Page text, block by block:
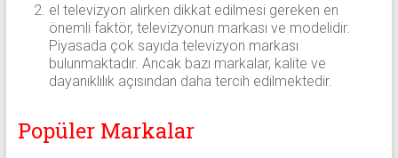
el televizyon alırken dikkat edilmesi gereken en
önemli faktör, televizyonun markası ve modelidir.
Piyasada çok sayıda televizyon markası
bulunmaktadır. Ancak bazı markalar, kalite ve
dayanıklılık açısından daha tercih edilmektedir.
Popüler Markalar